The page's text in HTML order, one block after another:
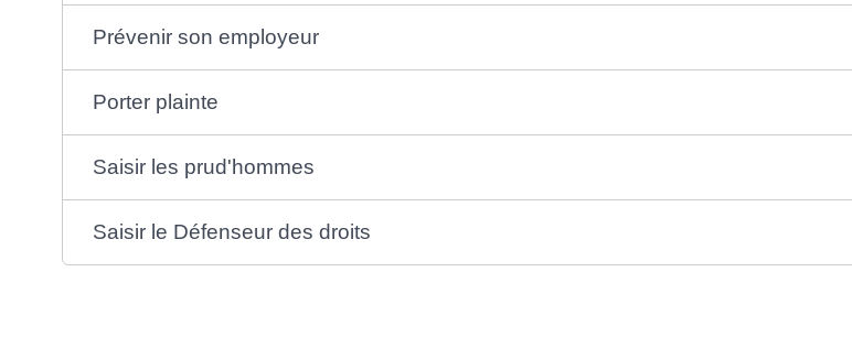
Prévenir son employeur
Porter plainte
Saisir les prud'hommes
Saisir le Défenseur des droits